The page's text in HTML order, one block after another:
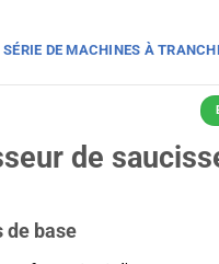
SÉRIE DE MACHINES À
de
de base